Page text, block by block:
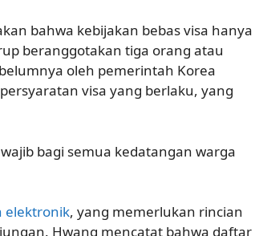
bahwa kebijakan bebas visa hanya
beranggotakan tiga orang atau
oleh pemerintah Korea
visa yang berlaku, yang
bagi semua kedatangan warga
elektronik, yang memerlukan rincian
Hwang mencatat bahwa daftar